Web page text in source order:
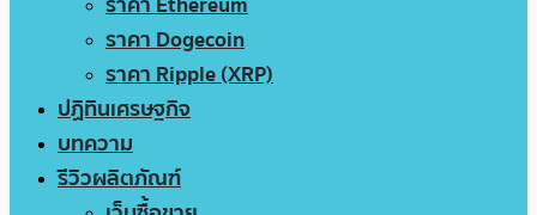
ราคา Dogecoin
ราคา Ripple (XRP)
ปฏิทินเศรษฐกิจ
บทความ
รีวิวผลิตภัณฑ์